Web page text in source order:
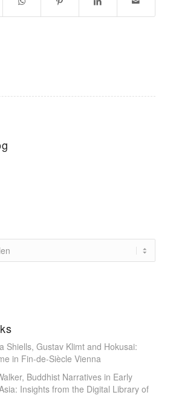
Shiells, Gustav Klimt and Hokusai:
in Fin-de-Siècle Vienna
Buddhist Narratives in Early
Insights from the Digital Library of